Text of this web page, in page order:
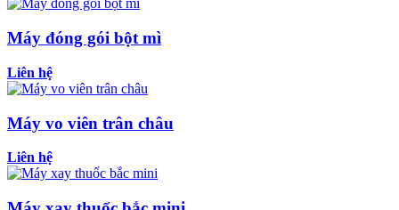
Máy đóng gói bột mì
Liên hệ
Máy vo viên trân châu
Liên hệ